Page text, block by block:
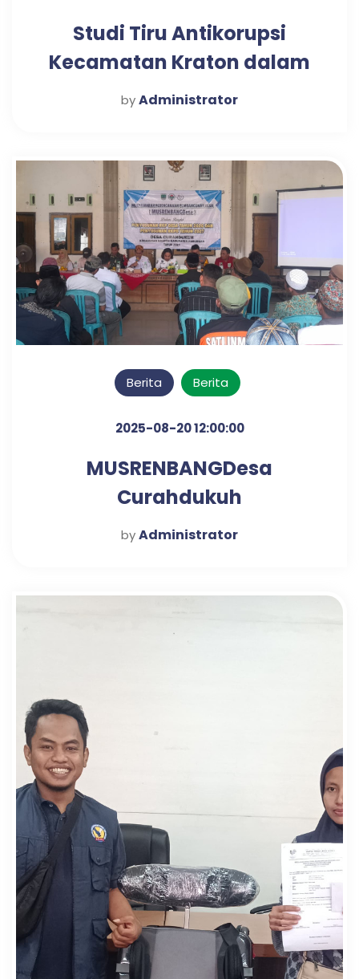
Studi Tiru Antikorupsi
Kecamatan Kraton dalam
Mewujudkan Pelayanan
byAdministrator
Berita Berita
2025-08-20 12:00:00
MUSRENBANGDesa
Curahdukuh
byAdministrator